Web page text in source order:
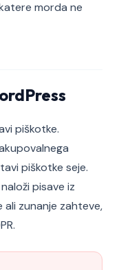
morda ne
piškotke.
piškotke seje.
pisave iz
zunanje zahteve,